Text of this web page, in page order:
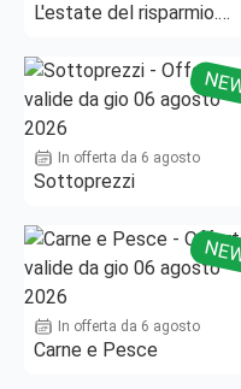
L'estate del risparmio.
In offerta da 6 agosto
Sottoprezzi
In offerta da 6 agosto
Carne e Pesce